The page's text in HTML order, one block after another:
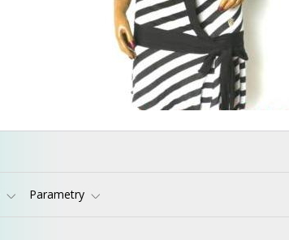
Parametry